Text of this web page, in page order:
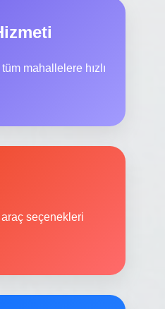
mahallelere hızlı
seçenekleri